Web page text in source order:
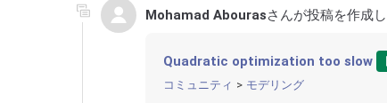
Mohamad Abourasさんが投稿を作成
Quadratic optimization too slow
コミュニティ モデリング